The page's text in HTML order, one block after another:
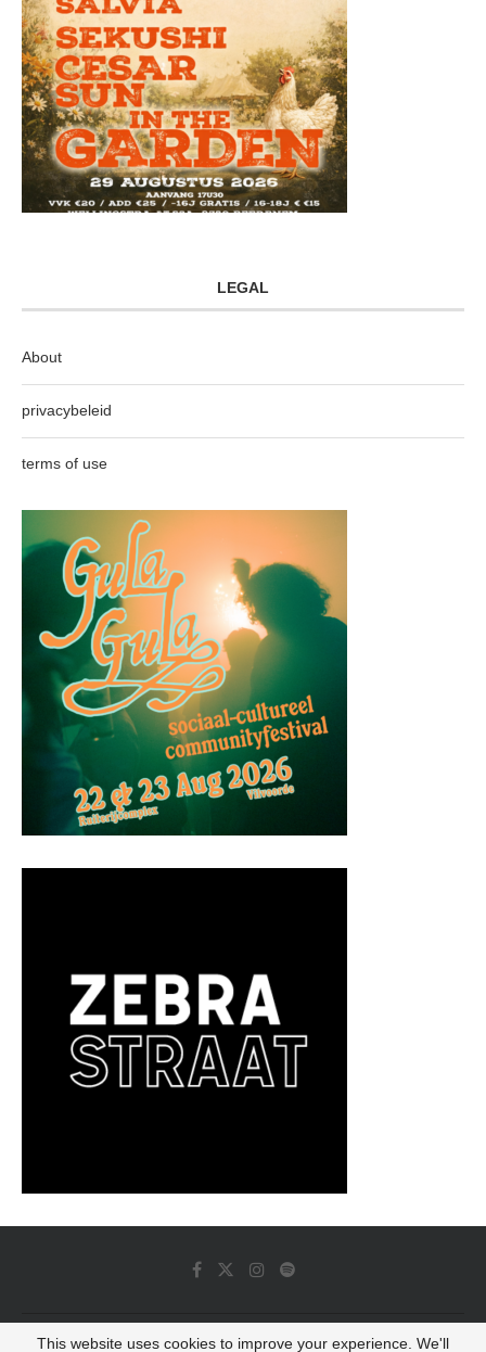
LEGAL
About
privacybeleid
terms of use
© 2022 - Luminous Dash All Rights Reserved
This website uses cookies to improve your experience. We'll